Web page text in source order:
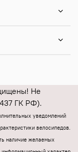
Не
ГК РФ).
уведомлений
велосипедов.
наличие желаемых